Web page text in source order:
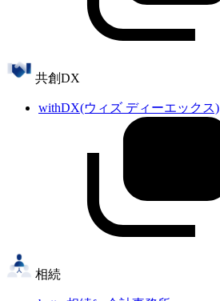
共創DX
withDX(ウィズ ディーエックス)
相続